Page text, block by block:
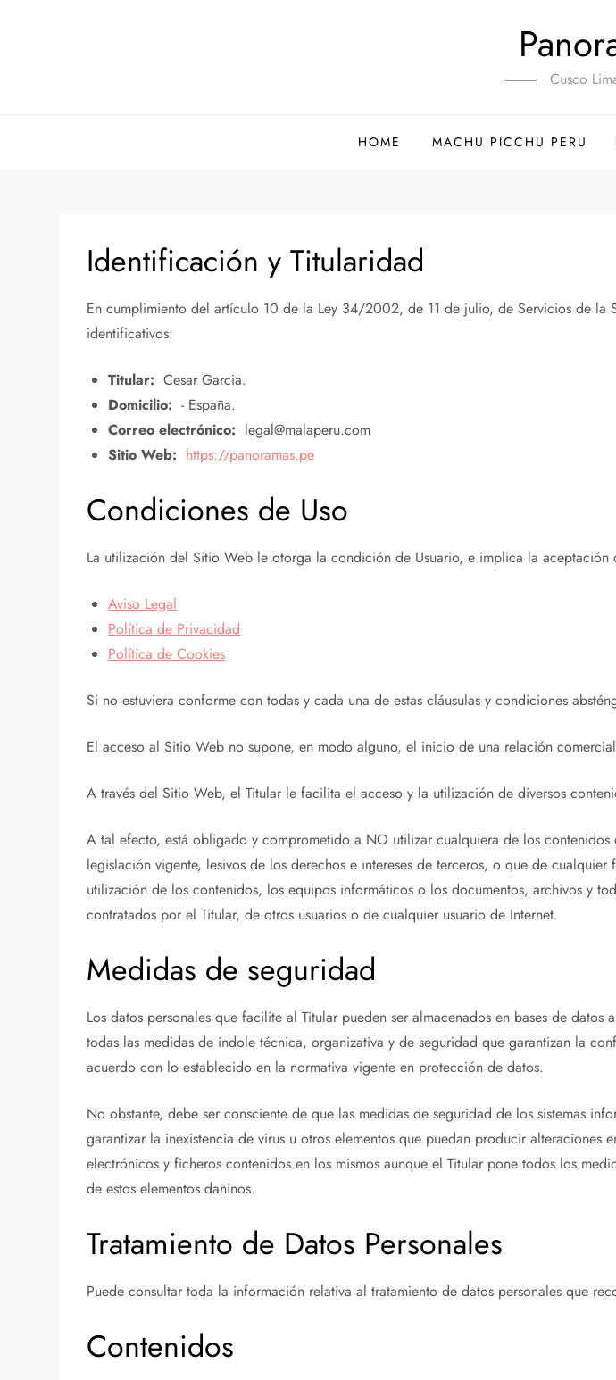
Cusco
HOME MACHU PICCHU PERU
Identificación y Titularidad
En cumplimiento del artículo 10 de la Ley 34/2002, de 11 de julio, de Servicios de la
identificativos:
Titular: Cesar Garcia.
Domicilio: - España.
Correo electrónico: legal@malaperu.com
Sitio Web: https://panoramas.pe
Condiciones de Uso
La utilización del Sitio Web le otorga la condición de Usuario, e implica la
Aviso Legal
Política de Privacidad
Política de Cookies
Si no estuviera conforme con todas y cada una de estas cláusulas y condiciones
El acceso al Sitio Web no supone, en modo alguno, el inicio de una relación
A través del Sitio Web, el Titular le facilita el acceso y la utilización de diversos
A tal efecto, está obligado y comprometido a NO utilizar cualquiera de los
legislación vigente, lesivos de los derechos e intereses de terceros, o que de
utilización de los contenidos, los equipos informáticos o los documentos, archivos y
contratados por el Titular, de otros usuarios o de cualquier usuario de Internet.
Medidas de seguridad
Los datos personales que facilite al Titular pueden ser almacenados en bases de
todas las medidas de índole técnica, organizativa y de seguridad que garantizan la
acuerdo con lo establecido en la normativa vigente en protección de datos.
No obstante, debe ser consciente de que las medidas de seguridad de los sistemas
garantizar la inexistencia de virus u otros elementos que puedan producir alteraciones
electrónicos y ficheros contenidos en los mismos aunque el Titular pone todos los
de estos elementos dañinos.
Tratamiento de Datos Personales
Puede consultar toda la información relativa al tratamiento de datos personales que
Contenidos